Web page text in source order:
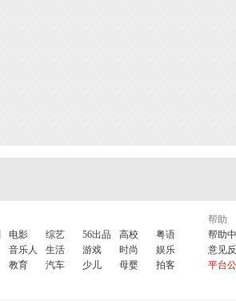
电影 综艺 56出品 高校
粤语
音乐人 生活 游戏 时尚
娱乐
教育 汽车 少儿 母婴 拍客
帮助
帮助
意见
平台